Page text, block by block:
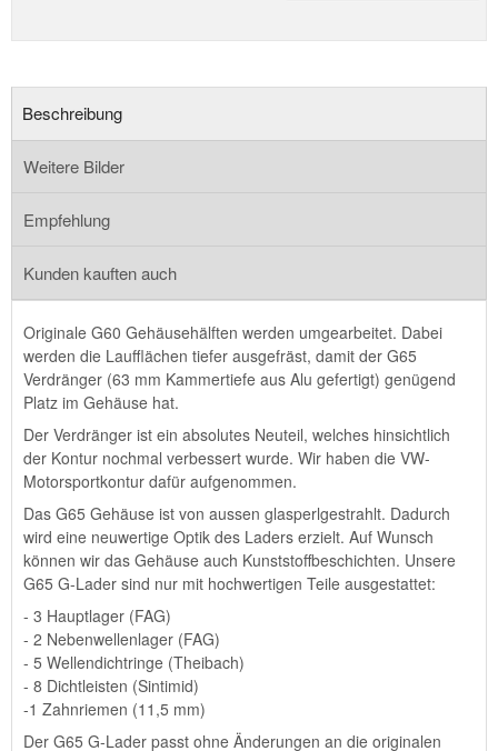
Beschreibung
Weitere Bilder
Empfehlung
Kunden kauften auch
Originale G60 Gehäusehälften werden umgearbeitet. Dabei
werden die Laufflächen tiefer ausgefräst, damit der G65
Verdränger (63 mm Kammertiefe aus Alu gefertigt) genügend
Platz im Gehäuse hat.
Der Verdränger ist ein absolutes Neuteil, welches hinsichtlich
der Kontur nochmal verbessert wurde. Wir haben die VW-
Motorsportkontur dafür aufgenommen.
Das G65 Gehäuse ist von aussen glasperlgestrahlt. Dadurch
wird eine neuwertige Optik des Laders erzielt. Auf Wunsch
können wir das Gehäuse auch Kunststoffbeschichten. Unsere
G65 G-Lader sind nur mit hochwertigen Teile ausgestattet:
- 3 Hauptlager (FAG)
- 2 Nebenwellenlager (FAG)
- 5 Wellendichtringe (Theibach)
- 8 Dichtleisten (Sintimid)
-1 Zahnriemen (11,5 mm)
Der G65 G-Lader passt ohne Änderungen an die originalen